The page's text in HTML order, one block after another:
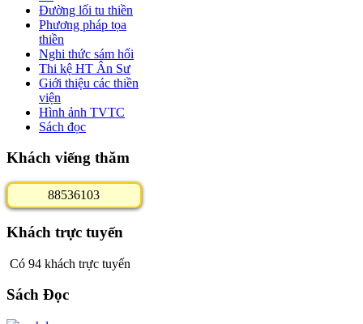
Đường lối tu thiền
Phương pháp tọa
thiền
Nghi thức sám hối
Thi kệ HT Ân Sư
Giới thiệu các thiền
viện
Hình ảnh TVTC
Sách đọc
Khách viếng thăm
88536103
Khách trực tuyến
Có 94 khách trực tuyến
Sách Đọc